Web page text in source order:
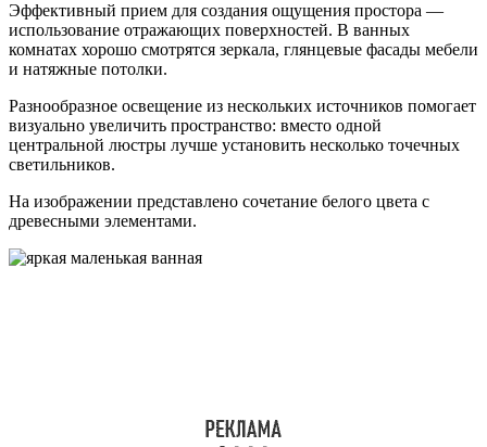
Эффективный прием для создания ощущения простора —
использование отражающих поверхностей. В ванных
комнатах хорошо смотрятся зеркала, глянцевые фасады мебели
и натяжные потолки.
Разнообразное освещение из нескольких источников помогает
визуально увеличить пространство: вместо одной
центральной люстры лучше установить несколько точечных
светильников.
На изображении представлено сочетание белого цвета с
древесными элементами.